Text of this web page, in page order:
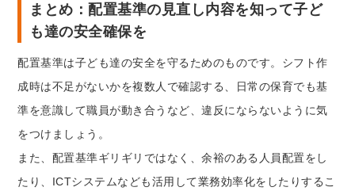
まとめ：配置基準の見直し内容を知って子ど
も達の安全確保を
配置基準は子ども達の安全を守るためのものです。シフト作
成時は不足がないかを複数人で確認する、日常の保育でも基
準を意識して職員が動き合うなど、違反にならないように気
をつけましょう。
また、配置基準ギリギリではなく、余裕のある人員配置をし
たり、ICTシステムなども活用して業務効率化をしたりするこ